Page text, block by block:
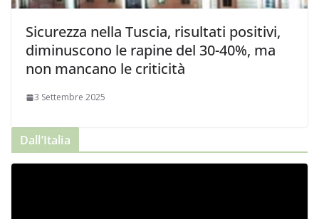
Sicurezza nella Tuscia, risultati positivi,
diminuscono le rapine del 30-40%, ma
non mancano le criticità
3 Settembre 2025
Dall’Italia